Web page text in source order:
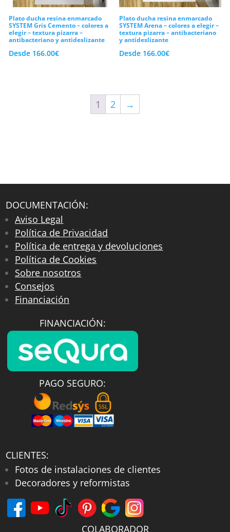
Plato ducha resina enmarcado
SYSTEM Gris Cemento – colores a
elegir – textura pizarra –
antibacteriano y antideslizante
Desde 166.00€
Plato ducha resina enmarcado
SYSTEM Arena – colores a elegir –
textura pizarra – antibacteriano
y antideslizante
Desde 166.00€
1 2 →
DOCUMENTACIÓN:
Aviso Legal
Política de Privacidad
Política de entrega y devoluciones
Política de Cookies
Sobre nosotros
Consejos
Financiación
FINANCIACIÓN:
PAGO SEGURO:
CLIENTES:
Fotos de instalaciones de clientes
Decoradores y reformistas
COLABORADOR